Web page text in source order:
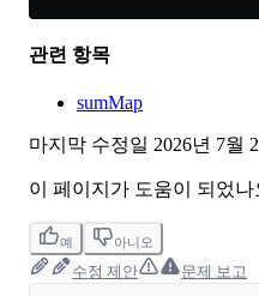
관련 항목
sumMap
마지막 수정일 2026년 7월
이 페이지가 도움이 되었나
예 아니오
수정 제안 문제 보고